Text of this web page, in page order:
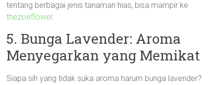
tentang berbagai jenis tanaman hias, bisa mampir ke
thezoeflower.
5. Bunga Lavender: Aroma
Menyegarkan yang Memikat
Siapa sih yang tidak suka aroma harum bunga lavender?